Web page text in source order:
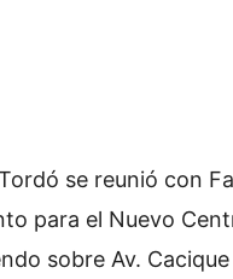
se reunió con
para el Nuevo
sobre Av.